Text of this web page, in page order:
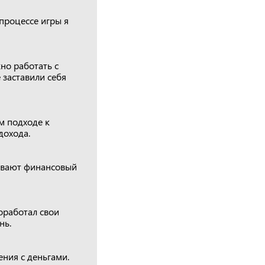
игры я
работать с
себя
подходе к
финансовый
свои
с деньгами.